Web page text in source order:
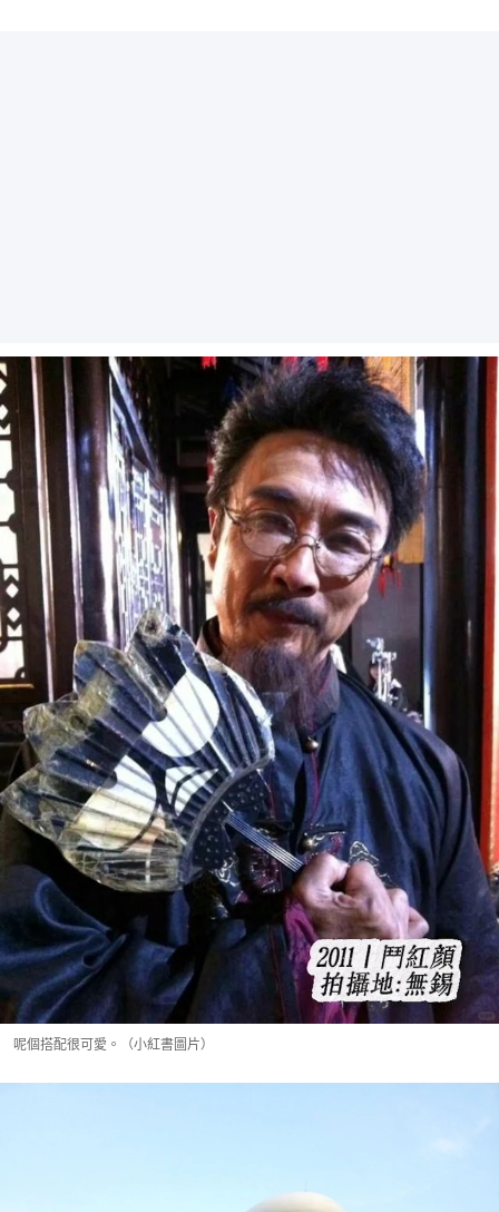
呢個搭配很可愛。（小紅書圖片）